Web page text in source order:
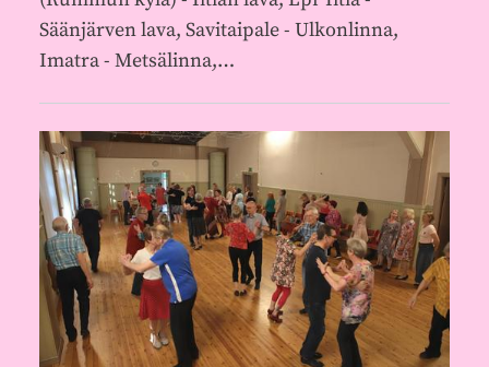
Säänjärven lava, Savitaipale - Ulkonlinna,
Imatra - Metsälinna,…